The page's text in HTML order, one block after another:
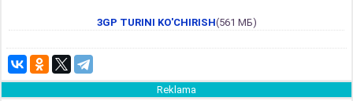
3GP TURINI KO'CHIRISH(561 МБ)
Reklama